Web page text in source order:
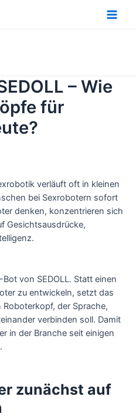
– Wie
für
verläuft oft in kleinen
bei Sexrobotern sofort
denken, konzentrieren sich
Gesichtsausdrücke,
von SEDOLL. Statt einen
zu entwickeln, setzt das
der Sprache,
verbinden soll. Damit
in der Branche seit einigen
zunächst auf